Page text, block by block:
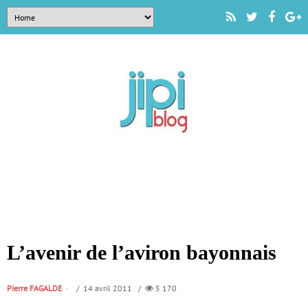
L’avenir de l’aviron bayonnais
Pierre FAGALDE / 14 avril 2011 / 5 170